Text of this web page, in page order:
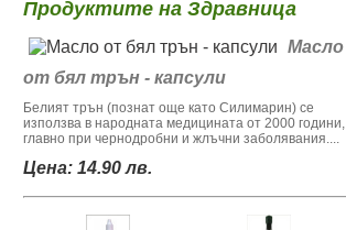
Продуктите на Здравница
Масло
от бял трън - капсули
Белият трън (познат още като Силимарин) се
използва в народната медицината от 2000 години,
главно при чернодробни и жлъчни заболявания....
Цена: 14.90 лв.